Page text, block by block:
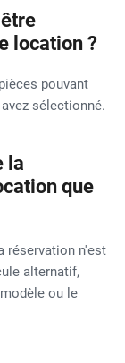
location ?
pouvant
sélectionné.
la
que
réservation n'est
alternatif,
ou le